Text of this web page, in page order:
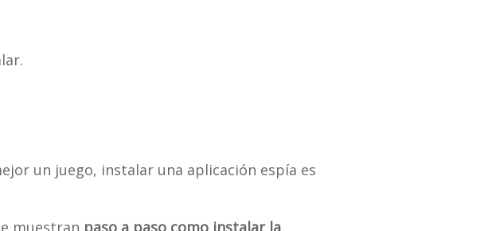
un juego, instalar una aplicación espía es
muestran paso a paso como instalar la